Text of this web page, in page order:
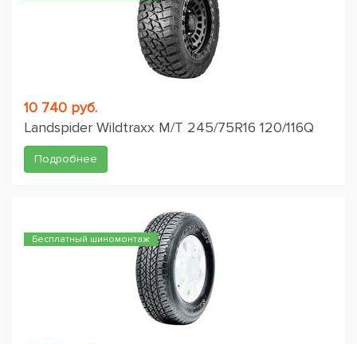
10 740 руб.
Landspider Wildtraxx M/T 245/75R16 120/116Q
Подробнее
Бесплатный шиномонтаж